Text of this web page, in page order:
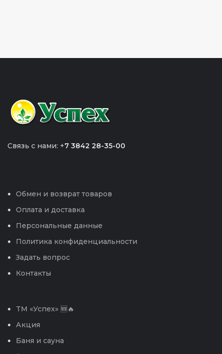
Связь с нами: +7 3842 28-35-00
Обмен и возврат товаров
Оплата и доставка
Персональные данные
Политика конфиденциальности
Задать вопрос
Контакты
TM «Успех» 🆕🔥
Акция
Баня и сауна